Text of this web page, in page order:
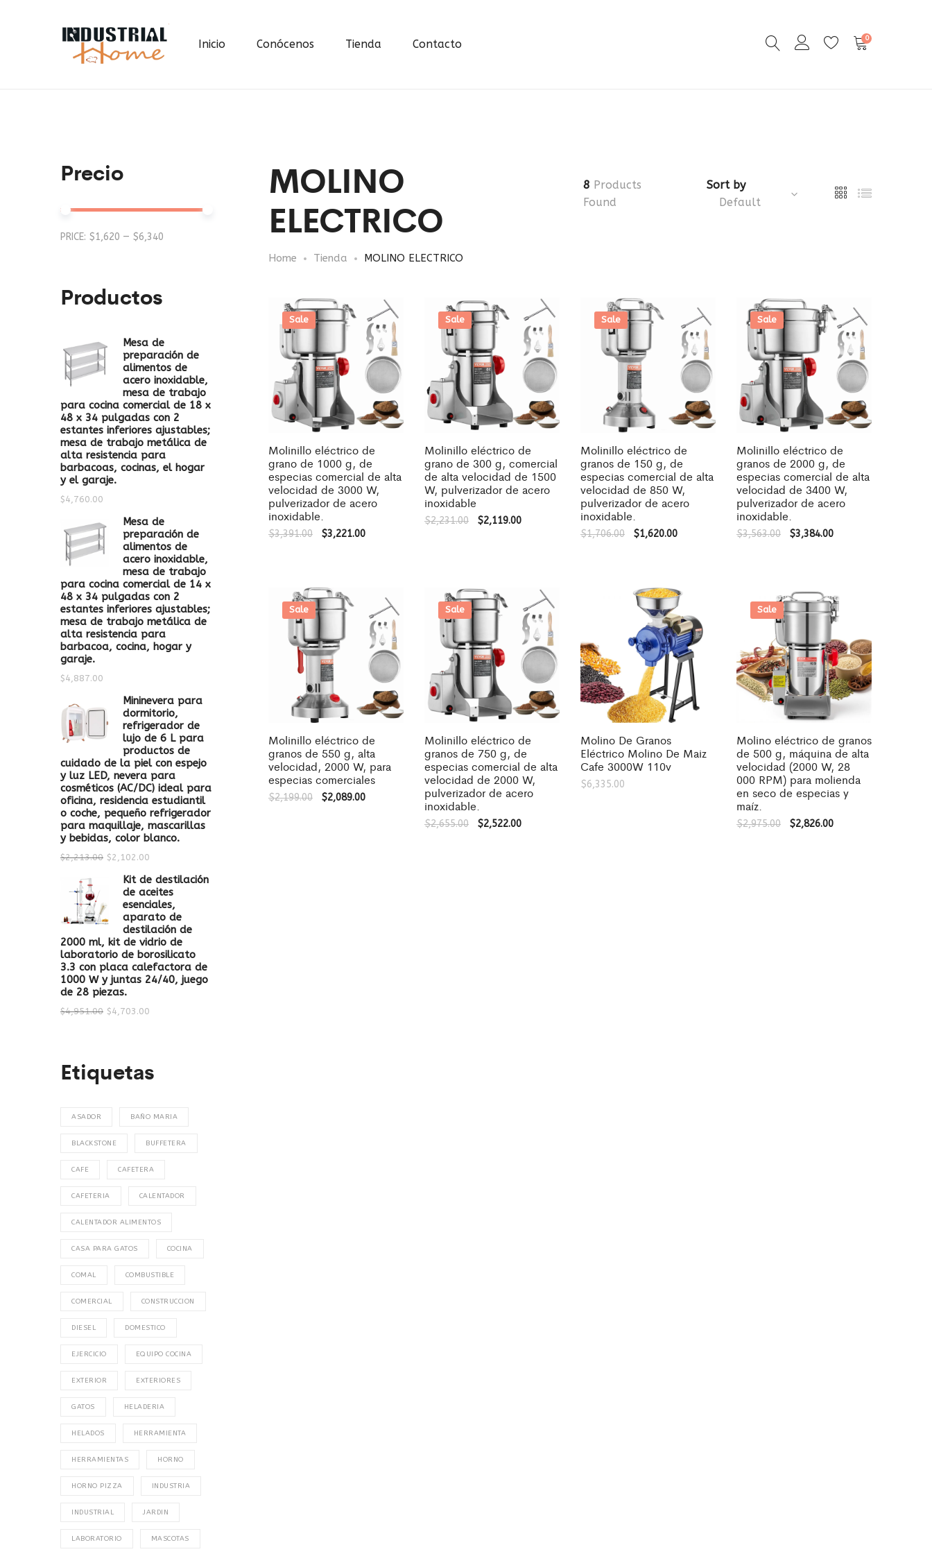
Inicio Conócenos Tienda Contacto 0
MOLINO
ELECTRICO
Home Tienda MOLINO ELECTRICO
8 Products
Found
Sort by
Default
Sale
Molinillo eléctrico de
grano de 1000 g, de
especias comercial de alta
velocidad de 3000 W,
pulverizador de acero
inoxidable.
$3,391.00 $3,221.00
Sale
Molinillo eléctrico de
grano de 300 g, comercial
de alta velocidad de 1500
W, pulverizador de acero
inoxidable
$2,231.00 $2,119.00
Sale
Molinillo eléctrico de
granos de 150 g, de
especias comercial de alta
velocidad de 850 W,
pulverizador de acero
inoxidable.
$1,706.00 $1,620.00
Sale
Molinillo eléctrico de
granos de 2000 g, de
especias comercial de alta
velocidad de 3400 W,
pulverizador de acero
inoxidable.
$3,563.00 $3,384.00
Sale
Molinillo eléctrico de
granos de 550 g, alta
velocidad, 2000 W, para
especias comerciales
$2,199.00 $2,089.00
Sale
Molinillo eléctrico de
granos de 750 g, de
especias comercial de alta
velocidad de 2000 W,
pulverizador de acero
inoxidable.
$2,655.00 $2,522.00
Molino De Granos
Eléctrico Molino De Maiz
Cafe 3000W 110v
$6,335.00
Sale
Molino eléctrico de granos
de 500 g, máquina de alta
velocidad (2000 W, 28
000 RPM) para molienda
en seco de especias y
maíz.
$2,975.00 $2,826.00
Precio
PRICE: $1,620 — $6,340
Productos
Mesa de
preparación de
alimentos de
acero inoxidable,
mesa de trabajo
para cocina comercial de 18 x
48 x 34 pulgadas con 2
estantes inferiores ajustables;
mesa de trabajo metálica de
alta resistencia para
barbacoas, cocinas, el hogar
y el garaje.
$4,760.00
Mesa de
preparación de
alimentos de
acero inoxidable,
mesa de trabajo
para cocina comercial de 14 x
48 x 34 pulgadas con 2
estantes inferiores ajustables;
mesa de trabajo metálica de
alta resistencia para
barbacoa, cocina, hogar y
garaje.
$4,887.00
Mininevera para
dormitorio,
refrigerador de
lujo de 6 L para
productos de
cuidado de la piel con espejo
y luz LED, nevera para
cosméticos (AC/DC) ideal para
oficina, residencia estudiantil
o coche, pequeño refrigerador
para maquillaje, mascarillas
y bebidas, color blanco.
$2,213.00 $2,102.00
Kit de destilación
de aceites
esenciales,
aparato de
destilación de
2000 ml, kit de vidrio de
laboratorio de borosilicato
3.3 con placa calefactora de
1000 W y juntas 24/40, juego
de 28 piezas.
$4,951.00 $4,703.00
Etiquetas
ASADOR BAÑO MARIA
BLACKSTONE BUFFETERA
CAFE CAFETERA
CAFETERIA CALENTADOR
CALENTADOR ALIMENTOS
CASA PARA GATOS COCINA
COMAL COMBUSTIBLE
COMERCIAL CONSTRUCCION
DIESEL DOMESTICO
EJERCICIO EQUIPO COCINA
EXTERIOR EXTERIORES
GATOS HELADERIA
HELADOS HERRAMIENTA
HERRAMIENTAS HORNO
HORNO PIZZA INDUSTRIA
INDUSTRIAL JARDIN
LABORATORIO MASCOTAS